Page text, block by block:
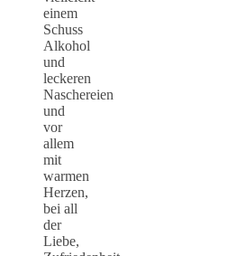
einem
Schuss
Alkohol
und
leckeren
Naschereien
und
vor
allem
mit
warmen
Herzen,
bei all
der
Liebe,